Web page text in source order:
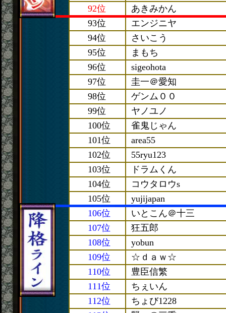
92位
あきみかん
93位
エンジニヤ
94位
さいこう
95位
まもち
96位
sigeohota
97位
圭一＠愛知
98位
ゲンム００
99位
ヤノユノ
100位
雀鬼じゃん
101位
area55
102位
55ryu123
103位
ドラムくん
104位
コウタロウs
105位
yujijapan
106位
いとこん＠十三
107位
狂五郎
108位
yobun
109位
☆ｄａｗ☆
110位
豊臣信繁
111位
ちぇいん
112位
ちょび1228